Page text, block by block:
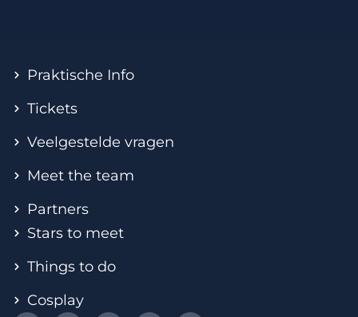
Praktische Info
Tickets
Veelgestelde vragen
Meet the team
Partners
Stars to meet
Things to do
Cosplay